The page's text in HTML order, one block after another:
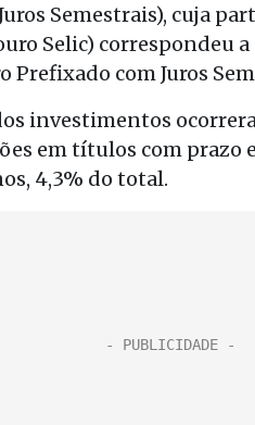
Semestrais), cuja
Selic) correspondeu
Prefixado com Juros
investimentos
em títulos com prazo
4,3% do total.